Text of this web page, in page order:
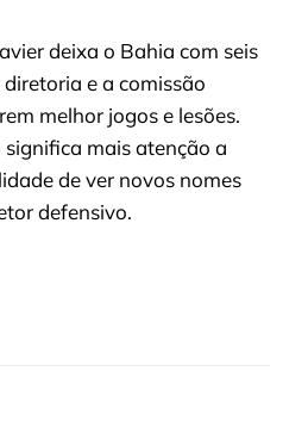
deixa o Bahia com seis
e a comissão
melhor jogos e lesões.
mais atenção a
de ver novos nomes
defensivo.